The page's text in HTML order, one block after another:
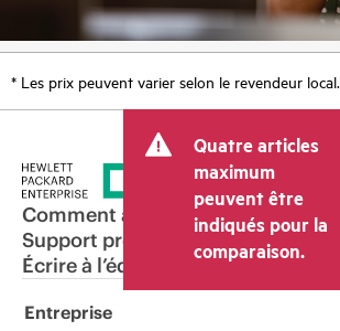
* Les prix peuvent varier selon le revendeur local.
Quatre articles
maximum
peuvent être
indiqués pour la
comparaison.
Comment acheter
Support produit
Écrire à l’équipe commerciale
Entreprise